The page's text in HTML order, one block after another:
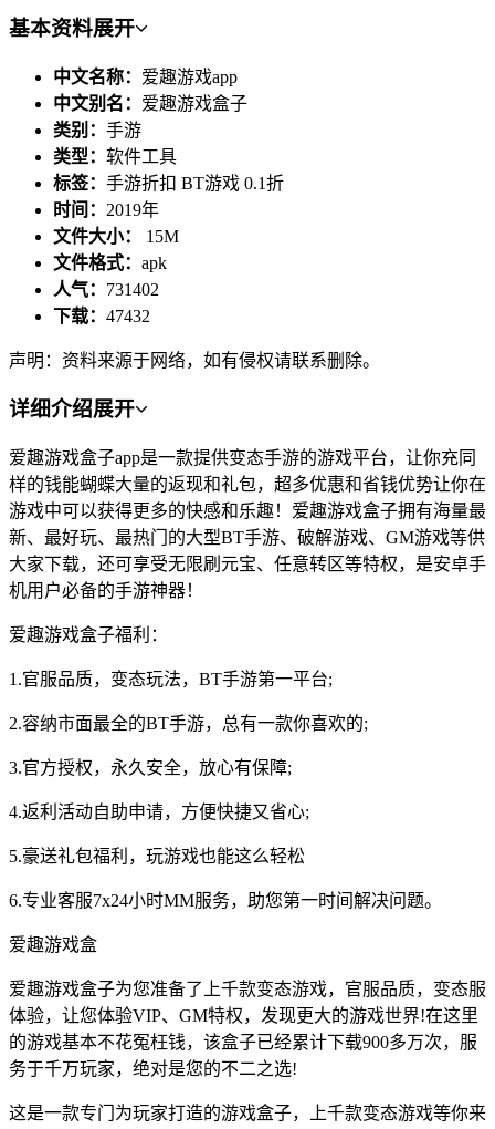
基本资料展开
中文名称： 爱趣游戏app
中文别名： 爱趣游戏盒子
类别： 手游
类型： 软件工具
标签： 手游折扣 BT游戏 0.1折
时间： 2019年
文件大小： 15M
文件格式： apk
人气： 731402
下载： 47432
声明：资料来源于网络，如有侵权请联系删除。
详细介绍展开
爱趣游戏盒子app是一款提供变态手游的游戏平台，让你充同
样的钱能蝴蝶大量的返现和礼包，超多优惠和省钱优势让你在
游戏中可以获得更多的快感和乐趣！爱趣游戏盒子拥有海量最
新、最好玩、最热门的大型BT手游、破解游戏、GM游戏等供
大家下载，还可享受无限刷元宝、任意转区等特权，是安卓手
机用户必备的手游神器！
爱趣游戏盒子福利：
1.官服品质，变态玩法，BT手游第一平台;
2.容纳市面最全的BT手游，总有一款你喜欢的;
3.官方授权，永久安全，放心有保障;
4.返利活动自助申请，方便快捷又省心;
5.豪送礼包福利，玩游戏也能这么轻松
6.专业客服7x24小时MM服务，助您第一时间解决问题。
爱趣游戏盒
爱趣游戏盒子为您准备了上千款变态游戏，官服品质，变态服
体验，让您体验VIP、GM特权，发现更大的游戏世界!在这里
的游戏基本不花冤枉钱，该盒子已经累计下载900多万次，服
务于千万玩家，绝对是您的不二之选!
这是一款专门为玩家打造的游戏盒子，上千款变态游戏等你来